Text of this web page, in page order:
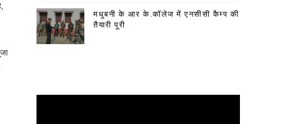
मधुबनी के आर के.कॉलेज में एनसीसी कैम्प की
तैयारी पूरी